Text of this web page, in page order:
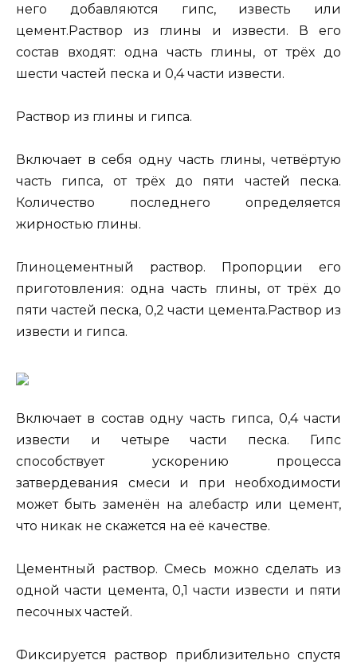
него добавляются гипс, известь или
цемент.Раствор из глины и извести. В его
состав входят: одна часть глины, от трёх до
шести частей песка и 0,4 части извести.
Раствор из глины и гипса.
Включает в себя одну часть глины, четвёртую
часть гипса, от трёх до пяти частей песка.
Количество последнего определяется
жирностью глины.
Глиноцементный раствор. Пропорции его
приготовления: одна часть глины, от трёх до
пяти частей песка, 0,2 части цемента.Раствор из
извести и гипса.
Включает в состав одну часть гипса, 0,4 части
извести и четыре части песка. Гипс
способствует ускорению процесса
затвердевания смеси и при необходимости
может быть заменён на алебастр или цемент,
что никак не скажется на её качестве.
Цементный раствор. Смесь можно сделать из
одной части цемента, 0,1 части извести и пяти
песочных частей.
Фиксируется раствор приблизительно спустя